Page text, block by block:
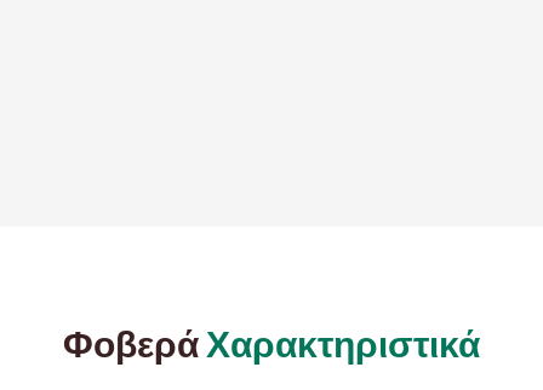
ΦοβεράΧαρακτηριστικά